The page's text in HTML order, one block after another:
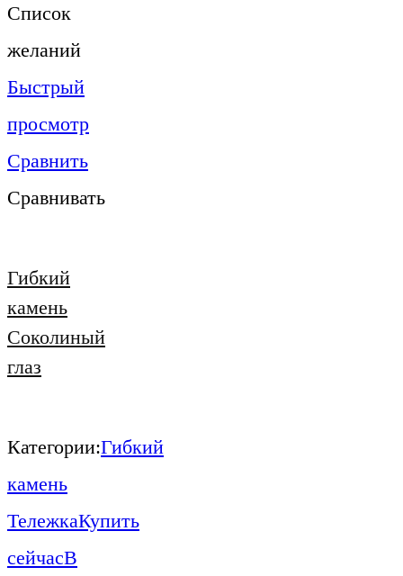
Список
желаний
Быстрый
просмотр
Сравнить
Сравнивать
Гибкий
камень
Соколиный
глаз
Категории:Гибкий
камень
ТележкаКупить
сейчасВ